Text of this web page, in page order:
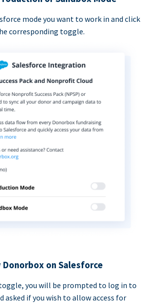
mode you want to work in and click
corresponding toggle.
Donorbox on Salesforce
you will be prompted to log in to
asked if you wish to allow access for